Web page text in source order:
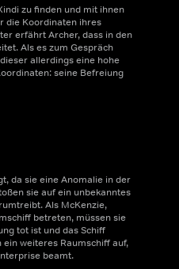
zu finden und mit ihnen
die Koordinaten ihres
erfährt Archer, dass in den
Als es zum Gespräch
allerdings eine hohe
seine Befreiung
da sie eine Anomalie in der
sie auf ein unbekanntes
Als McKenzie,
betreten, müssen sie
tot ist und das Schiff
weiteres Raumschiff auf,
beamt.